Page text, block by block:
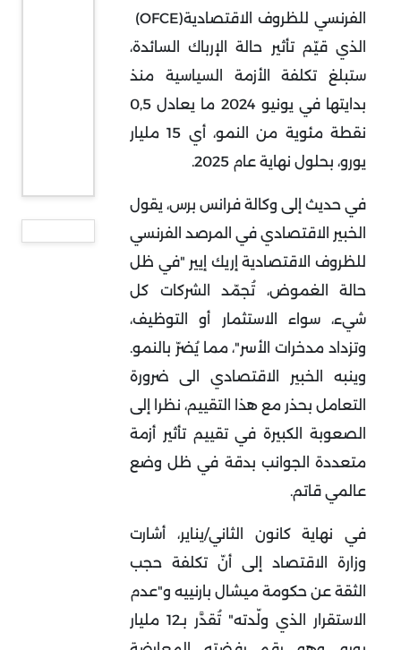
الفرنسي للظروف الاقتصادية(OFCE)
الذي قيّم تأثير حالة الإرباك السائدة،
ستبلغ تكلفة الأزمة السياسية منذ
بدايتها في يونيو 2024 ما يعادل 0,5
نقطة مئوية من النمو، أي 15 مليار
يورو، بحلول نهاية عام 2025
.
في حديث إلى وكالة فرانس برس، يقول
الخبير الاقتصادي في المرصد الفرنسي
للظروف الاقتصادية إريك إيير "في ظل
حالة الغموض، تُجمّد الشركات كل
شيء، سواء الاستثمار أو التوظيف،
وتزداد مدخرات الأسر"، مما يُضرّ بالنمو.
وينبه الخبير الاقتصادي الى ضرورة
التعامل بحذر مع هذا التقييم، نظرا إلى
الصعوبة الكبيرة في تقييم تأثير أزمة
متعددة الجوانب بدقة في ظل وضع
عالمي قاتم.
في نهاية كانون الثاني/يناير، أشارت
وزارة الاقتصاد إلى أنّ تكلفة حجب
الثقة عن حكومة ميشال بارنييه و"عدم
الاستقرار الذي ولّدته" تُقدَّر بـ12 مليار